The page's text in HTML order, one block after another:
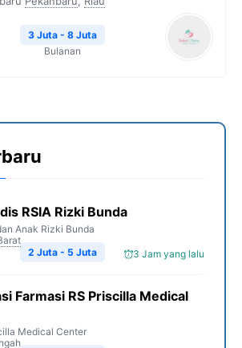
3 Juta - 8 Juta
Bulanan
RSIA Rizki Bunda
Anak Rizki Bunda
3 Jam yang lalu
2 Juta - 5 Juta
Farmasi RS Priscilla Medical
Medical Center